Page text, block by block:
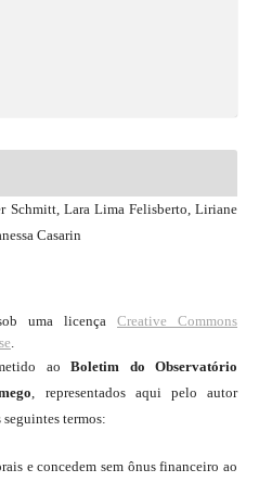
Schmitt, Lara Lima Felisberto, Liriane
Casarin
uma licençaCreative Commons
aoBoletim do Observatório
, representados aqui pelo autor
termos:
e concedem sem ônus financeiro ao